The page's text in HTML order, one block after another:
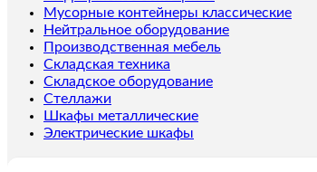
ммМусорные контейнеры классические
Нейтральное оборудование
Производственная мебель
Складская техника
Складское оборудование
Стеллажи
Шкафы металлические
Электрические шкафы